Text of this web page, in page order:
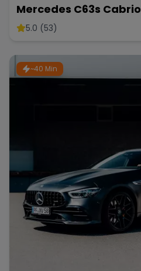
Bugatti Lotus
Range Rover
Mercedes C63s Cabrio
5.0 (53)
~40 Min